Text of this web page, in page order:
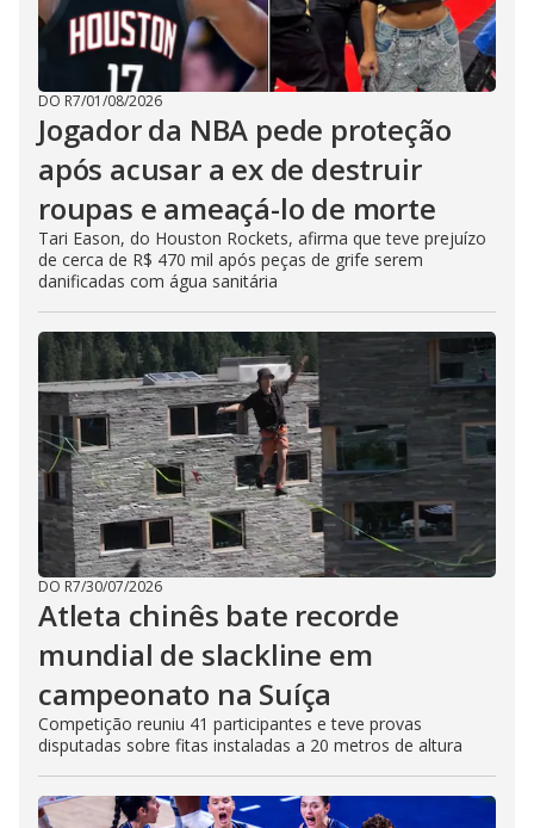
DO R7/01/08/2026
Jogador da NBA pede proteção
após acusar a ex de destruir
roupas e ameaçá-lo de morte
Tari Eason, do Houston Rockets, afirma que teve prejuízo
de cerca de R$ 470 mil após peças de grife serem
danificadas com água sanitária
DO R7/30/07/2026
Atleta chinês bate recorde
mundial de slackline em
campeonato na Suíça
Competição reuniu 41 participantes e teve provas
disputadas sobre fitas instaladas a 20 metros de altura